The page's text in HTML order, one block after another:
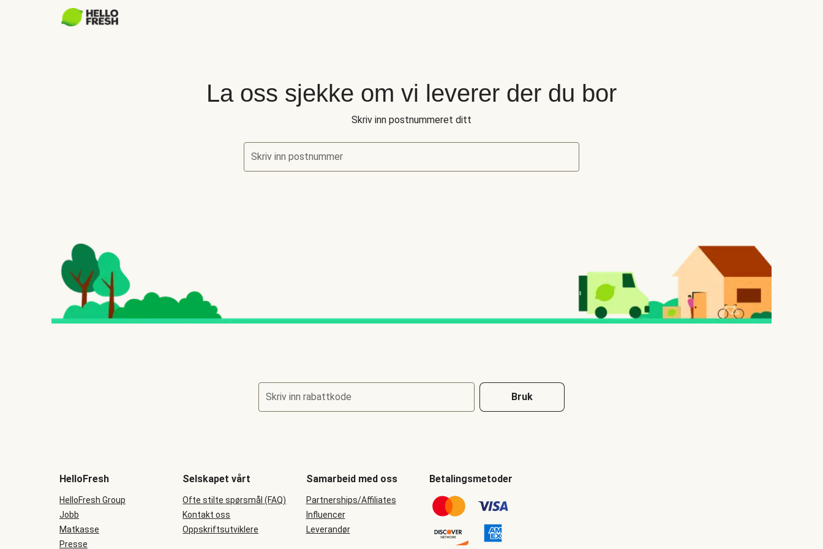
La oss sjekke om vi leverer der du bor
Skriv inn postnummeret ditt
Skriv inn postnummer
Skriv inn rabattkode Bruk
HelloFresh
HelloFresh Group
Jobb
Matkasse
Presse
Selskapet vårt
Ofte stilte spørsmål (FAQ)
Kontakt oss
Oppskriftsutviklere
Samarbeid med oss
Partnerships/Affiliates
Influencer
Leverandør
Betalingsmetoder